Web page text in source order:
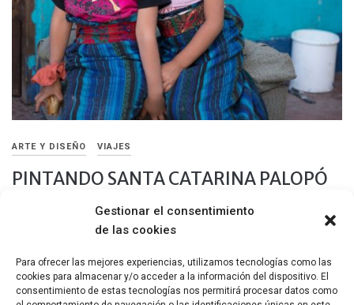
Gestionar el consentimiento
de las cookies
Para ofrecer las mejores experiencias, utilizamos tecnologías como las
cookies para almacenar y/o acceder a la información del dispositivo. El
consentimiento de estas tecnologías nos permitirá procesar datos como
ARTE Y DISEÑO VIAJES
PINTANDO SANTA CATARINA PALOPÓ
2 NOVIEMBRE, 2018
famoso por la pureza y el color azul intenso […]
Compartir